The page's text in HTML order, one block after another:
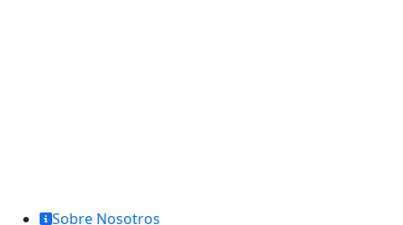
Sobre Nosotros